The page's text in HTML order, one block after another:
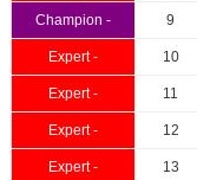
Champion - 9
Expert - 10
Expert - 11
Expert - 12
Expert - 13